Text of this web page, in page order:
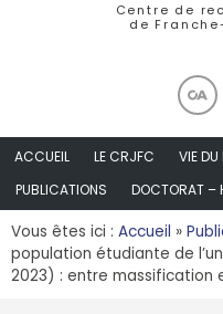
Centre de
de
ACCUEIL LE CRJFC VIE DU
PUBLICATIONS
DOCTORAT –
Vous êtes ici : Accueil »
population étudiante de
2023) : entre massification